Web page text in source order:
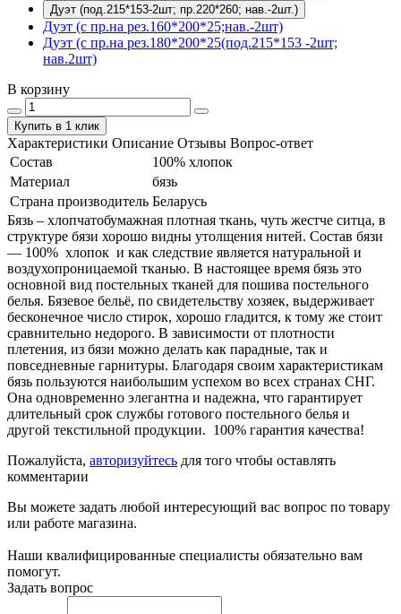
Дуэт (под.215*153-2шт; пр.220*260; нав.-2шт.)
Дуэт (с пр.на рез.160*200*25;нав.-2шт)
Дуэт (с пр.на рез.180*200*25(под.215*153 -2шт;
нав.2шт)
В корзину
Купить в 1 клик
Характеристики Описание Отзывы Вопрос-ответ
Состав
100% хлопок
Материал
бязь
Страна производитель Беларусь
Бязь – хлопчатобумажная плотная ткань, чуть жестче ситца, в
структуре бязи хорошо видны утолщения нитей. Состав бязи
― 100% хлопок и как следствие является натуральной и
воздухопроницаемой тканью. В настоящее время бязь это
основной вид постельных тканей для пошива постельного
белья. Бязевое бельё, по свидетельству хозяек, выдерживает
бесконечное число стирок, хорошо гладится, к тому же стоит
сравнительно недорого. В зависимости от плотности
плетения, из бязи можно делать как парадные, так и
повседневные гарнитуры. Благодаря своим характеристикам
бязь пользуются наибольшим успехом во всех странах СНГ.
Она одновременно элегантна и надежна, что гарантирует
длительный срок службы готового постельного белья и
другой текстильной продукции. 100% гарантия качества!
Пожалуйста, авторизуйтесь для того чтобы оставлять
комментарии
Вы можете задать любой интересующий вас вопрос по товару
или работе магазина.
Наши квалифицированные специалисты обязательно вам
помогут.
Задать вопрос